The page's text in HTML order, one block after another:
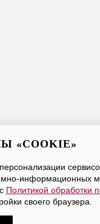
Email
условияПубличной оферты
информационных
Политикой обработки
своего браузера.